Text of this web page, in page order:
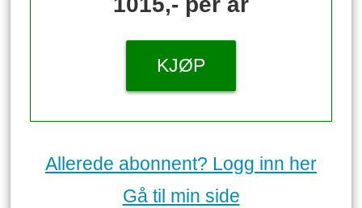
KJØP
Allerede abonnent? Logg inn her
Gå til min side